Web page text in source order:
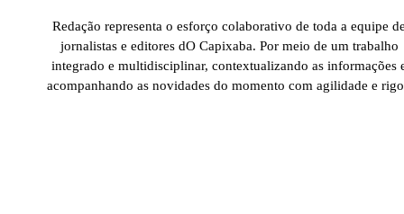
Redação representa o esforço colaborativo de toda a equipe
jornalistas e editores dO Capixaba. Por meio de um trabalho
integrado e multidisciplinar, contextualizando as informações
acompanhando as novidades do momento com agilidade e